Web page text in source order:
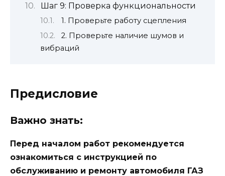
Шаг 9: Проверка функциональности
1. Проверьте работу сцепления
2. Проверьте наличие шумов и
вибраций
Предисловие
Важно знать:
Перед началом работ рекомендуется
ознакомиться с инструкцией по
обслуживанию и ремонту автомобиля ГАЗ